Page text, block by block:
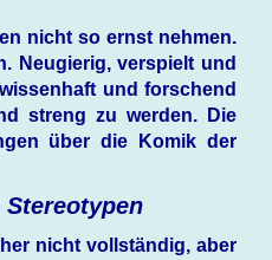
nicht so ernst nehmen.
Neugierig, verspielt und
und forschend
streng zu werden. Die
über die Komik der
nicht vollständig, aber